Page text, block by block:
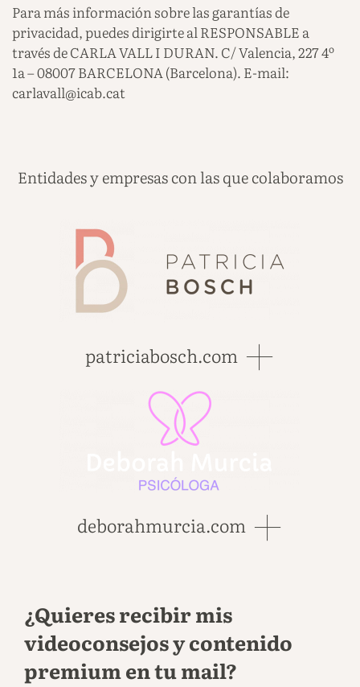
Para más información sobre las garantías de
privacidad, puedes dirigirte al RESPONSABLE a
través de CARLA VALL I DURAN. C/ Valencia, 227 4º
1a – 08007 BARCELONA (Barcelona). E-mail:
carlavall@icab.cat
Entidades y empresas con las que colaboramos
patriciabosch.com
deborahmurcia.com
¿Quieres recibir mis
videoconsejos y contenido
premium en tu mail?